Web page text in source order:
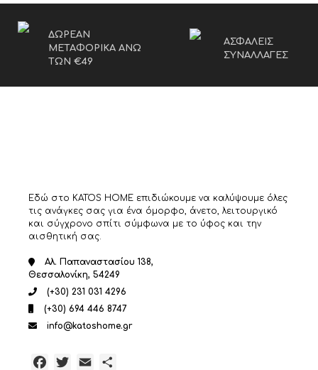
ΔΩΡΕΑΝ
ΜΕΤΑΦΟΡΙΚΑ ΑΝΩ
ΤΩΝ €49
ΑΣΦΑΛΕΙΣ
ΣΥΝΑΛΛΑΓΕΣ
Εδώ στο KATOS HOME επιδιώκουμε να καλύψουμε όλες
τις ανάγκες σας για ένα όμορφο, άνετο, λειτουργικό
και σύγχρονο σπίτι σύμφωνα με το ύφος και την
αισθητική σας.
Αλ. Παπαναστασίου 138,
Θεσσαλονίκη, 54249
(+30) 231 031 4296
(+30) 694 446 8747
info@katoshome.gr
Facebook
TwitterEmail